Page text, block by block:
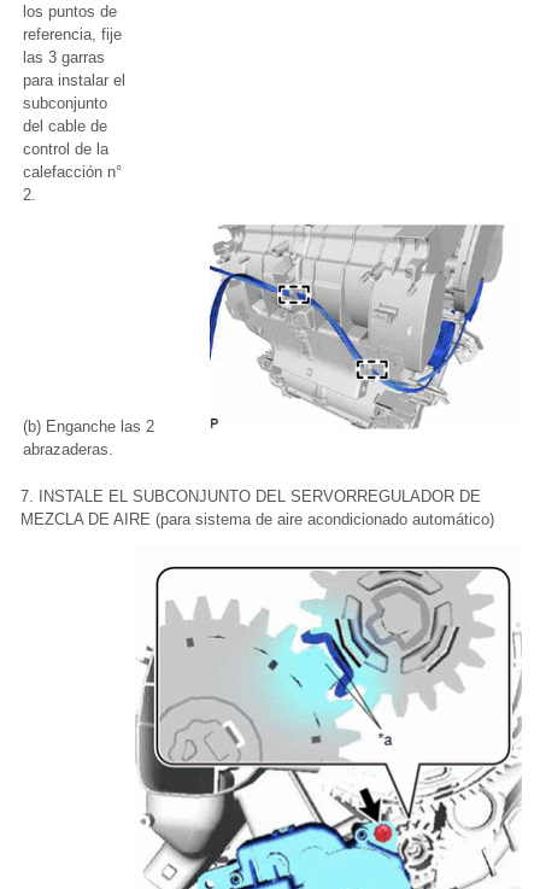
los puntos de
referencia, fije
las 3 garras
para instalar el
subconjunto
del cable de
control de la
calefacción n°
2.
(b) Enganche las 2
abrazaderas.
7. INSTALE EL SUBCONJUNTO DEL SERVORREGULADOR DE
MEZCLA DE AIRE (para sistema de aire acondicionado automático)